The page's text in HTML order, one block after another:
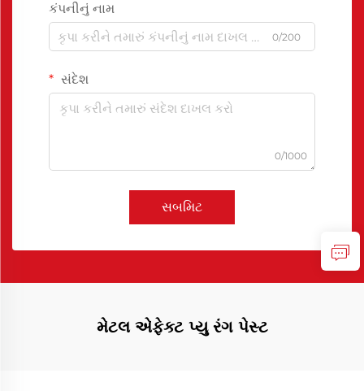
કંપનીનું નામ
0/200
સંદેશ
0/1000
સબમિટ
મેટલ એફેક્ટ પ્યુ રંગ પેસ્ટ